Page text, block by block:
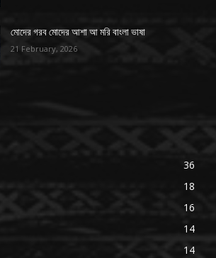
মোদের গরব মোদের আশা আ মরি বাংলা ভাষা
21 February, 2026
36
18
16
14
14